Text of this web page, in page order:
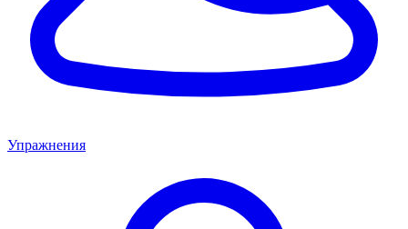
Упражнения